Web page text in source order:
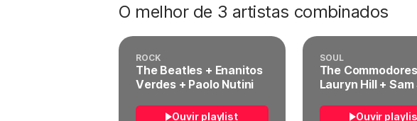
O melhor de 3 artistas combinados
ROCK
The Beatles + Enanitos
Verdes + Paolo Nutini
Ouvir playlist
SOUL
The
Lauryn Hill +
Ouvir